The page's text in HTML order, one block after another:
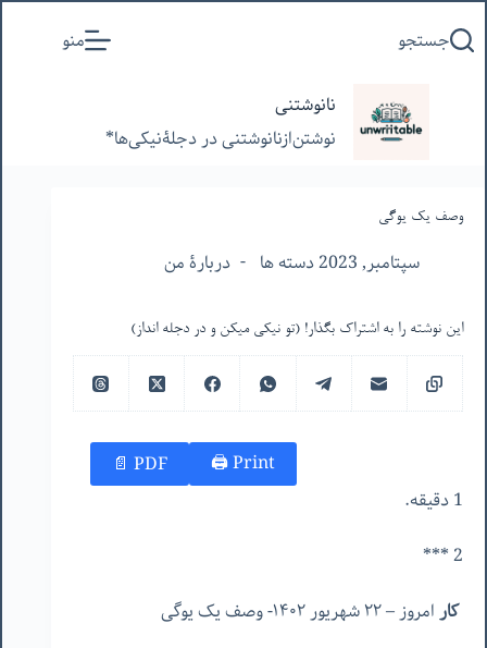
به
جستجو منو
نانوشتنی
نوشتن‌از‌نانوشتنی‌ در‌ دجلۀنیکی‌ها*
وصف یک یوگی
سپتامبر, 2023 دسته ها دربارۀ من
این نوشته را به اشتراک بگذار! (تو نیکی میکن و در دجله انداز)
Print 🖨
PDF 📄
1 دقیقه.
2 ***
کارامروز – ۲۲ شهریور ۱۴۰۲- وصف یک یوگی